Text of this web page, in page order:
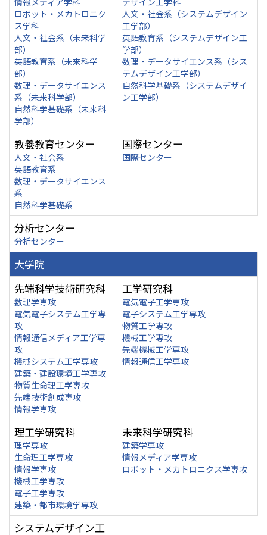
ロボット・メカトロニク
ス学科
人文・社会系（未来科学
部）
英語教育系（未来科学
部）
数理・データサイエンス
系（未来科学部）
自然科学基礎系（未来科
学部）
人文・社会系（システムデザイン
工学部）
英語教育系（システムデザイン工
学部）
数理・データサイエンス系（シス
テムデザイン工学部）
自然科学基礎系（システムデザイ
ン工学部）
教養教育センター
人文・社会系
英語教育系
数理・データサイエンス
系
自然科学基礎系
国際センター
国際センター
分析センター
分析センター
大学院
先端科学技術研究科
数理学専攻
電気電子システム工学専
攻
情報通信メディア工学専
攻
機械システム工学専攻
建築・建設環境工学専攻
物質生命理工学専攻
先端技術創成専攻
情報学専攻
工学研究科
電気電子工学専攻
電子システム工学専攻
物質工学専攻
機械工学専攻
先端機械工学専攻
情報通信工学専攻
理工学研究科
理学専攻
生命理工学専攻
情報学専攻
機械工学専攻
電子工学専攻
建築・都市環境学専攻
未来科学研究科
建築学専攻
情報メディア学専攻
ロボット・メカトロニクス学専攻
システムデザイン工